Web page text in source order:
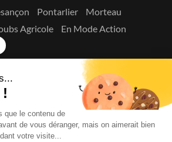
que le contenu de
de vous déranger, mais on aimerait bien
votre visite...
Pontarlier
Morteau
Agricole
En Mode Action
réseaux